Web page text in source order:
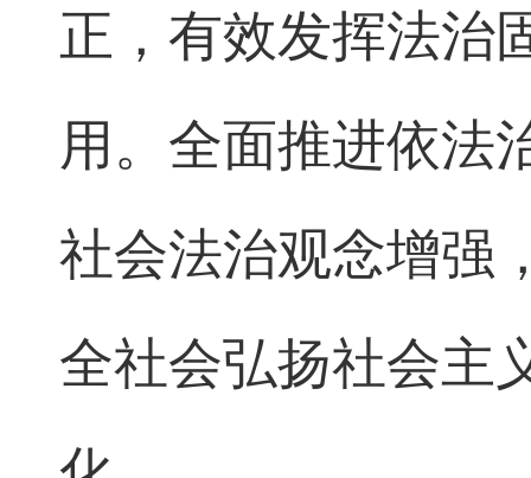
正，有效发挥法治
用。全面推进依法
社会法治观念增强
全社会弘扬社会主